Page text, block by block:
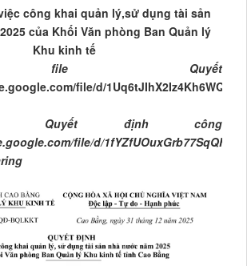
công khai quản lý,sử dụng tài sản
của Khối Văn phòng Ban Quản lý
Khu kinh tế
file Quyết
file/d/
Quyết định công
file/d/